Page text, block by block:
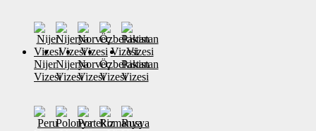
Nijer
Vizesi
Nijerya
Vizesi
Norveç
Vizesi
Özbekistan
Vizesi
Pakistan
Vizesi